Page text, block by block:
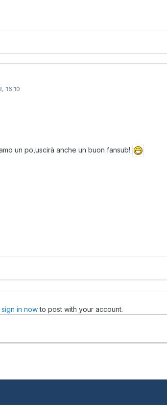
16:10
un po,uscirà anche un buon fansub!
sign in nowto post with your account.